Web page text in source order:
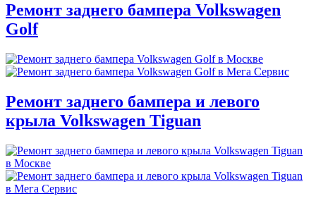
Ремонт заднего бампера Volkswagen
Golf
Ремонт заднего бампера и левого
крыла Volkswagen Tiguan